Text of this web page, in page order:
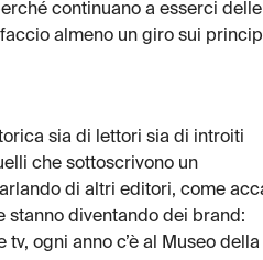
continuano a esserci delle
almeno un giro sui
sia di lettori sia di introiti
che sottoscrivono un
di altri editori, come
stanno diventando dei brand:
ogni anno c’è al Museo della